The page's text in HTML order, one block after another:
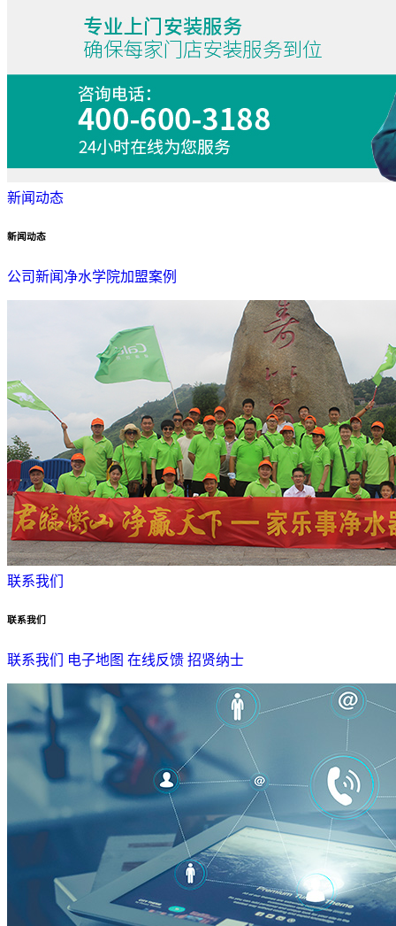
新闻动态
新闻动态
公司新闻 净水学院加盟案例
联系我们
联系我们
联系我们 电子地图 在线反馈 招贤纳士